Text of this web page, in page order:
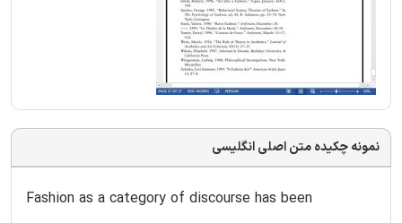
نمونه چکیده متن اصلی انگلیسی
Fashion as a category of discourse has been